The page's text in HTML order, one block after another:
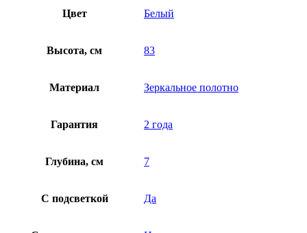
Цвет Белый
Высота, см 83
Материал Зеркальное полотно
Гарантия 2 года
Глубина, см 7
С подсветкой Да